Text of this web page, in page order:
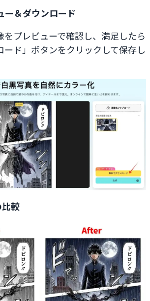
ー＆ダウンロード
をプレビューで確認し、満足したら
ード」ボタンをクリックして保存し
較